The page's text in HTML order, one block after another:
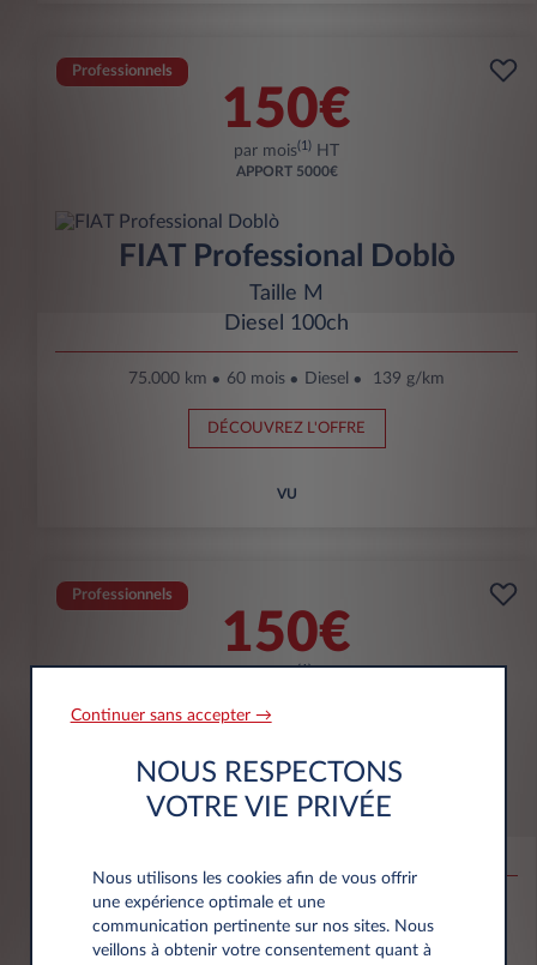
Professionnels
150€
par mois(1) HT
APPORT 5000€
FIAT Professional Doblò
Taille M
Diesel 100ch
75.000 km 60 mois Diesel 139 g/km
DÉCOUVREZ L'OFFRE
VU
Professionnels
150€
(1)
Opel Combo
CARGO
75.000 km 60 mois Diesel
DÉCOUVREZ L'OFFRE
Continuer sans accepter →
NOUS RESPECTONS
VOTRE VIE PRIVÉE
Nous utilisons les cookies afin de vous offrir
une expérience optimale et une
communication pertinente sur nos sites. Nous
veillons à obtenir votre consentement quant à